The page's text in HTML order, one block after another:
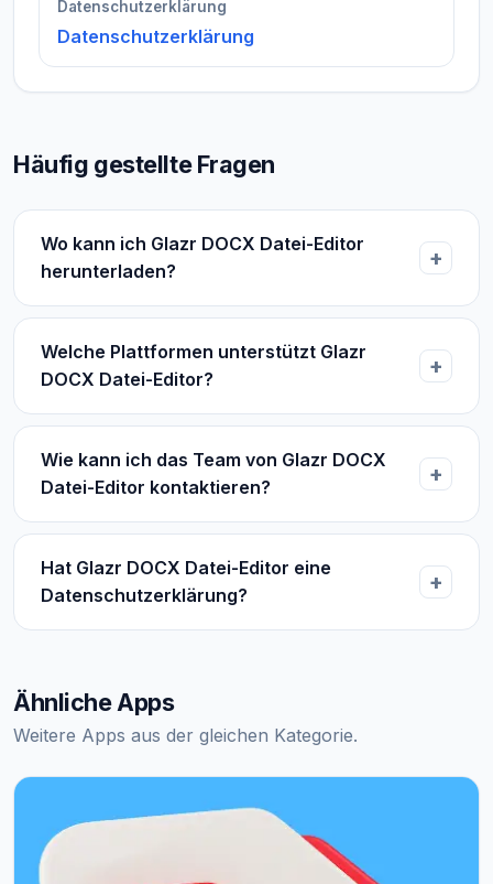
Datenschutzerklärung
Datenschutzerklärung
Häufig gestellte Fragen
Wo kann ich Glazr DOCX Datei-Editor
herunterladen?
Welche Plattformen unterstützt Glazr
DOCX Datei-Editor?
Wie kann ich das Team von Glazr DOCX
Datei-Editor kontaktieren?
Hat Glazr DOCX Datei-Editor eine
Datenschutzerklärung?
Ähnliche Apps
Weitere Apps aus der gleichen Kategorie.